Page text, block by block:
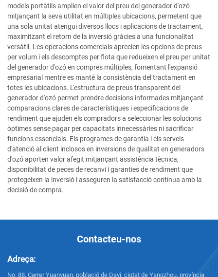
models portàtils amplien el valor del preu del generador d'ozó
mitjançant la seva utilitat en múltiples ubicacions, permetent que
una sola unitat atengui diversos llocs i aplicacions de tractament,
maximitzant el retorn de la inversió gràcies a una funcionalitat
versàtil. Les operacions comercials aprecien les opcions de preus
per volum i els descomptes per flota que redueixen el preu per unitat
del generador d'ozó en compres múltiples, fomentant l'expansió
empresarial mentre es manté la consistència del tractament en
totes les ubicacions. L'estructura de preus transparent del
generador d'ozó permet prendre decisions informades mitjançant
comparacions clares de característiques i especificacions de
rendiment que ajuden els compradors a seleccionar les solucions
òptimes sense pagar per capacitats innecessàries ni sacrificar
funcions essencials. Els programes de garantia i els serveis
d'atenció al client inclosos en inversions de qualitat en generadors
d'ozó aporten valor afegit mitjançant assistència tècnica,
disponibilitat de peces de recanvi i garanties de rendiment que
protegeixen la inversió i asseguren la satisfacció contínua amb la
decisió de compra.
Contacteu-nos
Adreça:
No. 88, Carrer Yuanyuan, població de Dayi, ciutat de Yangzhou, província